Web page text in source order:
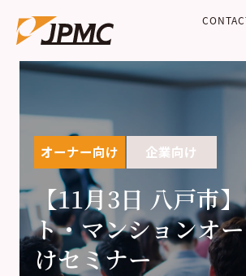
オーナー向け 企業向け
【11月3日 八戸市
ト・マンションオ
けセミナー